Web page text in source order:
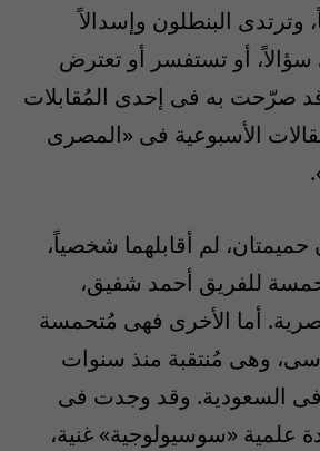
البنطلون وإسدالاً
سؤالاً، أو تستفسر أو تعترض
صرّحت به فى إحدى المُقابلات
الأسبوعية فى «المصرى
لم أقابلهما شخصياً،
للفريق أحمد شفيق،
أما الأخرى فهى مُتحمسة
وهى مُنتقبة منذ سنوات
فى السعودية. وقد وجدت فى
علمية «سوسيولوجية» غنية،